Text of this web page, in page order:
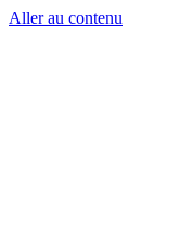
Aller au contenu